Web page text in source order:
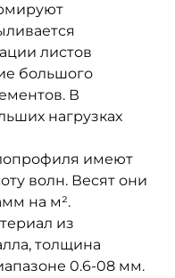
листов
большого
В
нагрузках
имеют
волн. Весят они
на м².
из
толщина
0.6-08 мм.